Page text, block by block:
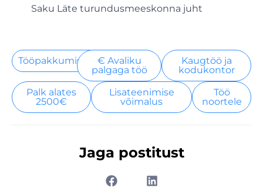
Saku Läte turundusmeeskonna juht
Tööpakkumised
€ Avaliku
palgaga töö
Kaugtöö ja
kodukontor
Palk alates
2500€
Lisateenimise
võimalus
Töö
noortele
Jaga postitust